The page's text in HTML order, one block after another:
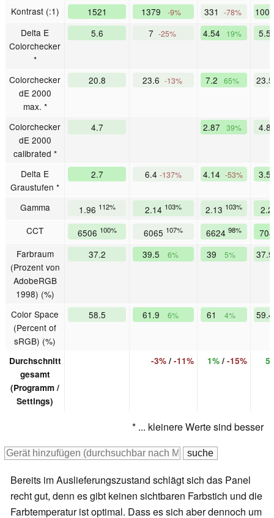
Kontrast (:1) 1521 1379 -9% 331 -78%
Delta E
Colorchecker
*
5.6 7 -25% 4.54 19% 5.5
Colorchecker
dE 2000
max. *
20.8 23.6 -13% 7.2 65%
Colorchecker
dE 2000
calibrated *
4.7 2.87 39% 4.8
Delta E
Graustufen *
2.7 6.4 -137% 4.14 -53% 3.5
Gamma 1.96 112% 2.14 103% 2.13 103%
CCT
6506 100% 6065 107% 6624 98%
Farbraum
(Prozent von
AdobeRGB
1998) (%)
37.2 39.5 6% 39 5%
Color Space
(Percent of
sRGB) (%)
58.5 61.9 6% 61 4%
Durchschnitt
gesamt
(Programm /
Settings)
-3%/ -11% 1%/ -15%
* ... kleinere Werte sind besser
Bereits im Auslieferungszustand schlägt sich das Panel
recht gut, denn es gibt keinen sichtbaren Farbstich und die
Farbtemperatur ist optimal. Dass es sich aber dennoch um